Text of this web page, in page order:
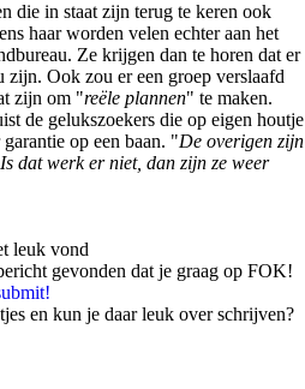
die in staat zijn terug te keren ook
haar worden velen echter aan het
Ze krijgen dan te horen dat er
Ook zou er een groep verslaafd
zijn om "reële plannen" te maken.
de gelukszoekers die op eigen houtje
op een baan. "De overigen zijn
dat werk er niet, dan zijn ze weer
leuk vond
gevonden dat je graag op FOK!
en kun je daar leuk over schrijven?